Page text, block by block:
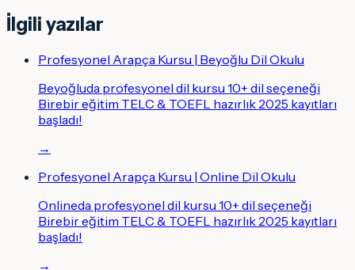
İlgili yazılar
Profesyonel Arapça Kursu | Beyoğlu Dil Okulu
Beyoğluda profesyonel dil kursu 10+ dil seçeneği
Birebir eğitim TELC & TOEFL hazırlık 2025 kayıtları
başladı!
→
Profesyonel Arapça Kursu | Online Dil Okulu
Onlineda profesyonel dil kursu 10+ dil seçeneği
Birebir eğitim TELC & TOEFL hazırlık 2025 kayıtları
başladı!
→